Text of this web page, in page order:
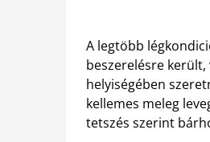
A legtöbb
beszerelésre
helyiségében
kellemes meleg
tetszés szerint